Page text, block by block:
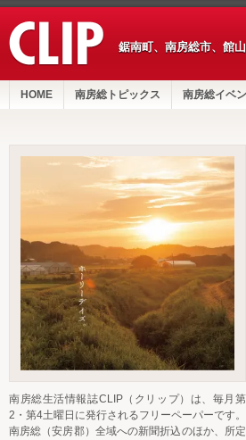
鋸南町、南房総市、館
HOME 南房総トピックス 南房総イベ
南房総生活情報誌CLIP（クリップ）は、毎月第
2・第4土曜日に発行されるフリーペーパーです。
南房総（安房郡）全域への新聞折込のほか、所定